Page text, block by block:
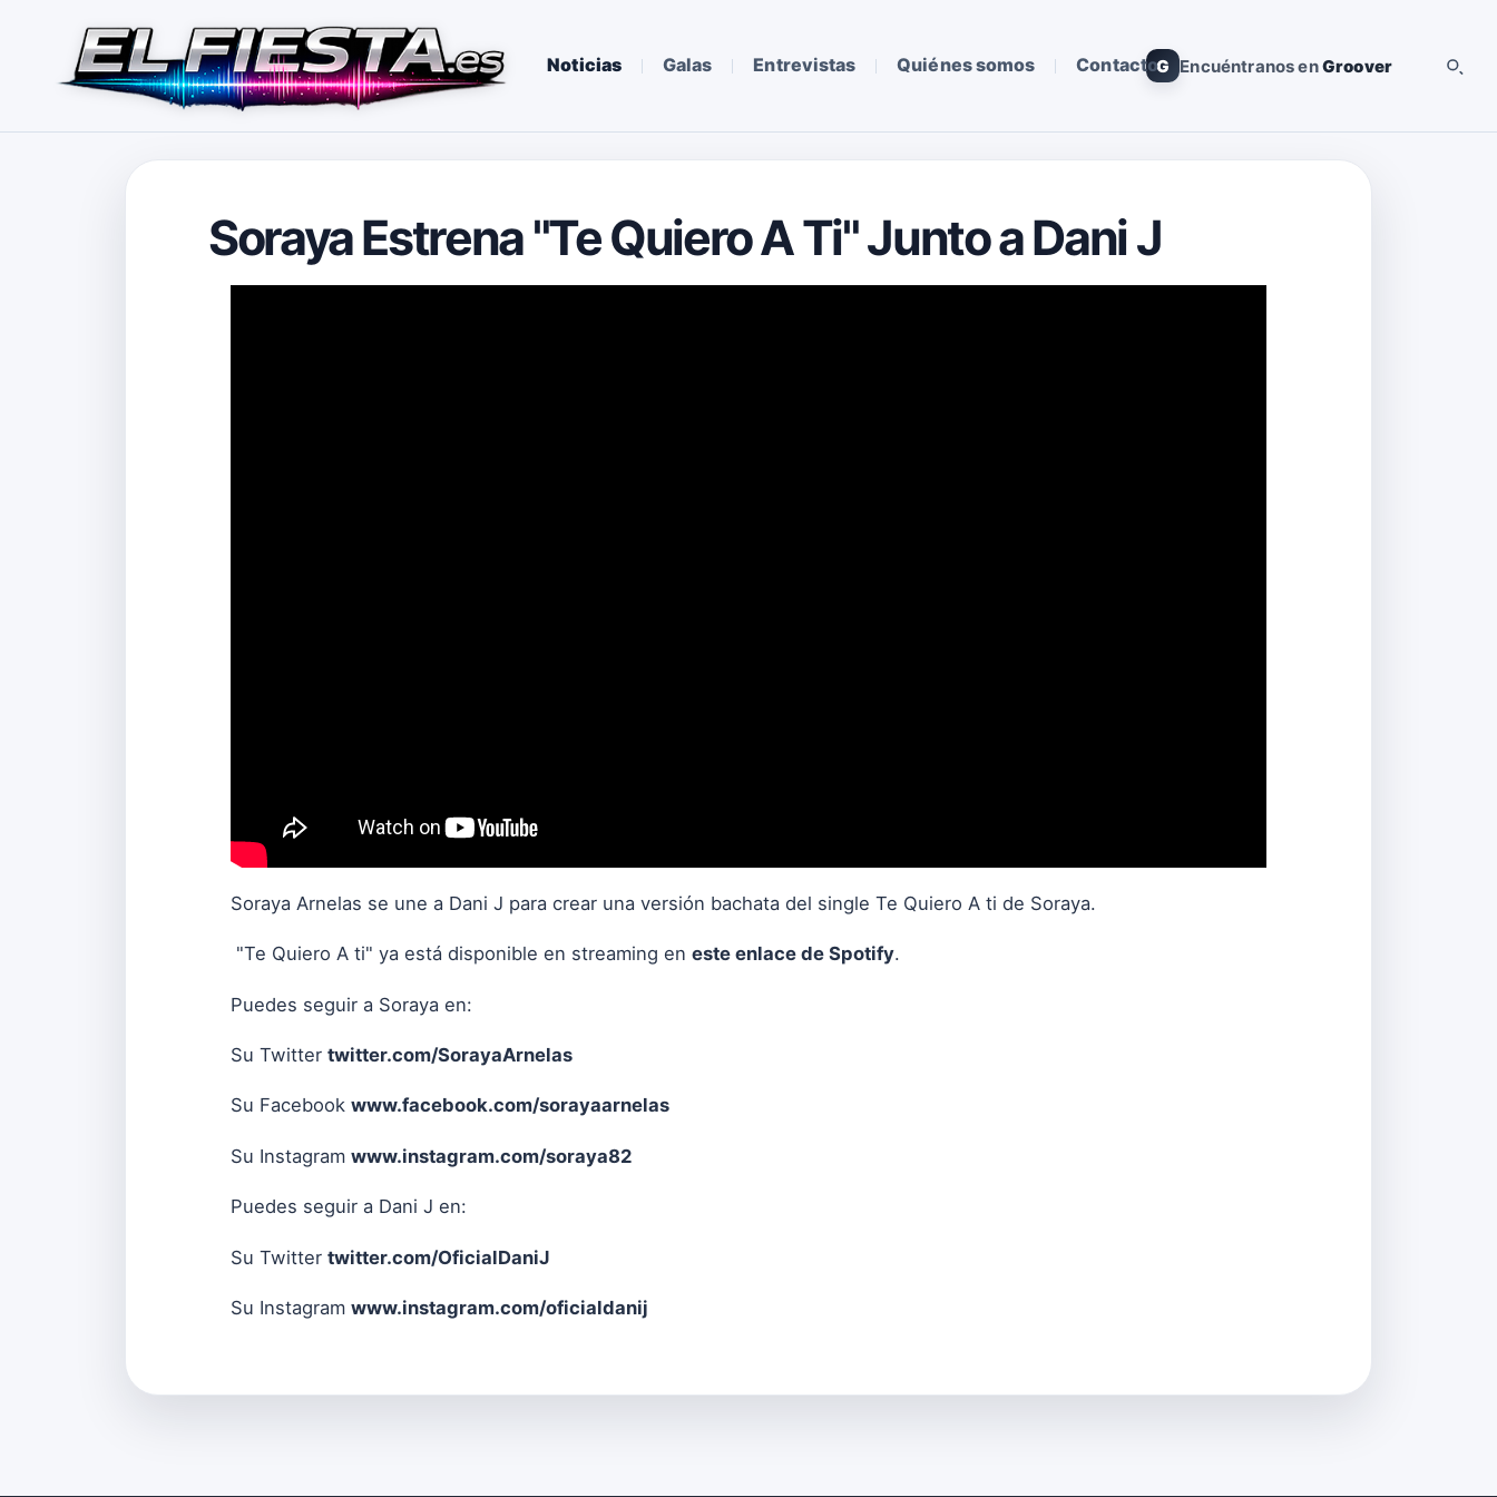
Noticias Galas Entrevistas Quiénes somos ContactoG Encuéntranos enGroover
Soraya Estrena "Te Quiero A Ti" Junto a Dani J
Soraya Arnelas se une a Dani J para crear una versión bachata del single Te Quiero A ti de Soraya.
"Te Quiero A ti" ya está disponible en streaming en este enlace de Spotify.
Puedes seguir a Soraya en:
Su Twitter twitter.com/SorayaArnelas
Su Facebook www.facebook.com/sorayaarnelas
Su Instagram www.instagram.com/soraya82
Puedes seguir a Dani J en:
Su Twitter twitter.com/OficialDaniJ
Su Instagram www.instagram.com/oficialdanij